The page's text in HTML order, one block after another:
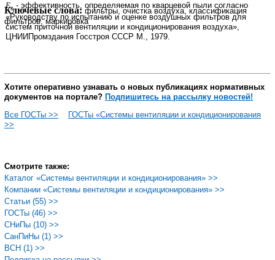
Ек - эффективность, определяемая по кварцевой пыли согласно
«Руководству по испытанию и оценке воздушных фильтров для
систем приточной вентиляции и кондиционирования воздуха»,
ЦНИИПромздания Госстроя СССР М., 1979.
Ключевые слова: фильтры, очистка воздуха, классификация
фильтров, маркировка
Хотите оперативно узнавать о новых публикациях нормативных
документов на портале? Подпишитесь на рассылку новостей!
Все ГОСТы >>
ГОСТы «Системы вентиляции и кондиционирования
>>
Смотрите также:
Каталог «Системы вентиляции и кондиционирования» >>
Компании «Системы вентиляции и кондиционирования» >>
Статьи (55) >>
ГОСТы (46) >>
СНиПы (10) >>
СанПиНы (1) >>
ВСН (1) >>